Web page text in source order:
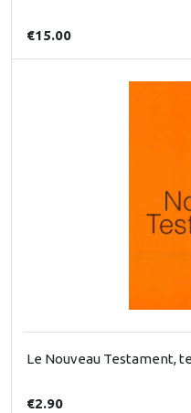
€15.00
Le Nouveau Testament,
€2.90